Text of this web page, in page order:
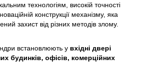
технологіям, високій точності
конструкції механізму, яка
захист від різних методів злому.
встановлюють у вхідні двері
будинків, офісів, комерційних